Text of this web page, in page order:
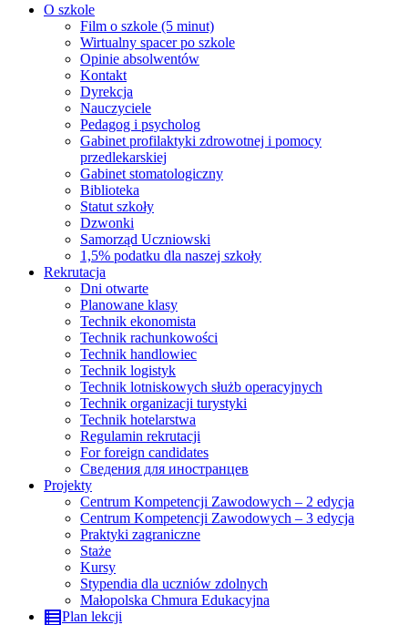
O szkole
Film o szkole (5 minut)
Wirtualny spacer po szkole
Opinie absolwentów
Kontakt
Dyrekcja
Nauczyciele
Pedagog i psycholog
Gabinet profilaktyki zdrowotnej i pomocy
przedlekarskiej
Gabinet stomatologiczny
Biblioteka
Statut szkoły
Dzwonki
Samorząd Uczniowski
1,5% podatku dla naszej szkoły
Rekrutacja
Dni otwarte
Planowane klasy
Technik ekonomista
Technik rachunkowości
Technik handlowiec
Technik logistyk
Technik lotniskowych służb operacyjnych
Technik organizacji turystyki
Technik hotelarstwa
Regulamin rekrutacji
For foreign candidates
Сведения для иностранцев
Projekty
Centrum Kompetencji Zawodowych – 2 edycja
Centrum Kompetencji Zawodowych – 3 edycja
Praktyki zagraniczne
Staże
Kursy
Stypendia dla uczniów zdolnych
Małopolska Chmura Edukacyjna
Plan lekcji